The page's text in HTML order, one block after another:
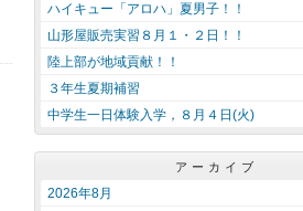
ハイキュー「アロハ」夏男子！！
山形屋販売実習８月１・２日！！
陸上部が地域貢献！！
３年生夏期補習
中学生一日体験入学，８月４日(火)
アーカイブ
2026年8月